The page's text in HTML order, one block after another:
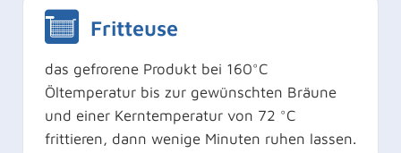
Fritteuse
das gefrorene Produkt bei 160°C
Öltemperatur bis zur gewünschten Bräune
und einer Kerntemperatur von 72 °C
frittieren, dann wenige Minuten ruhen lassen.